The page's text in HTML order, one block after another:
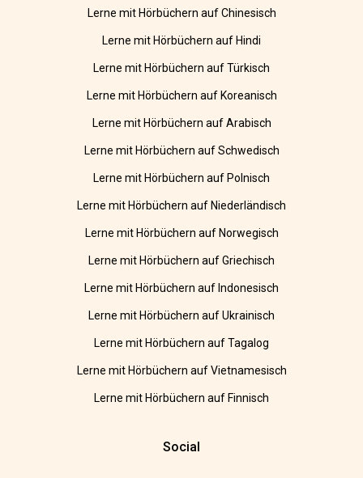
Lerne mit Hörbüchern auf Chinesisch
Lerne mit Hörbüchern auf Hindi
Lerne mit Hörbüchern auf Türkisch
Lerne mit Hörbüchern auf Koreanisch
Lerne mit Hörbüchern auf Arabisch
Lerne mit Hörbüchern auf Schwedisch
Lerne mit Hörbüchern auf Polnisch
Lerne mit Hörbüchern auf Niederländisch
Lerne mit Hörbüchern auf Norwegisch
Lerne mit Hörbüchern auf Griechisch
Lerne mit Hörbüchern auf Indonesisch
Lerne mit Hörbüchern auf Ukrainisch
Lerne mit Hörbüchern auf Tagalog
Lerne mit Hörbüchern auf Vietnamesisch
Lerne mit Hörbüchern auf Finnisch
Social